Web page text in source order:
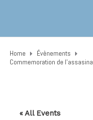
Home
Évènements
Commemoration de
« All Events